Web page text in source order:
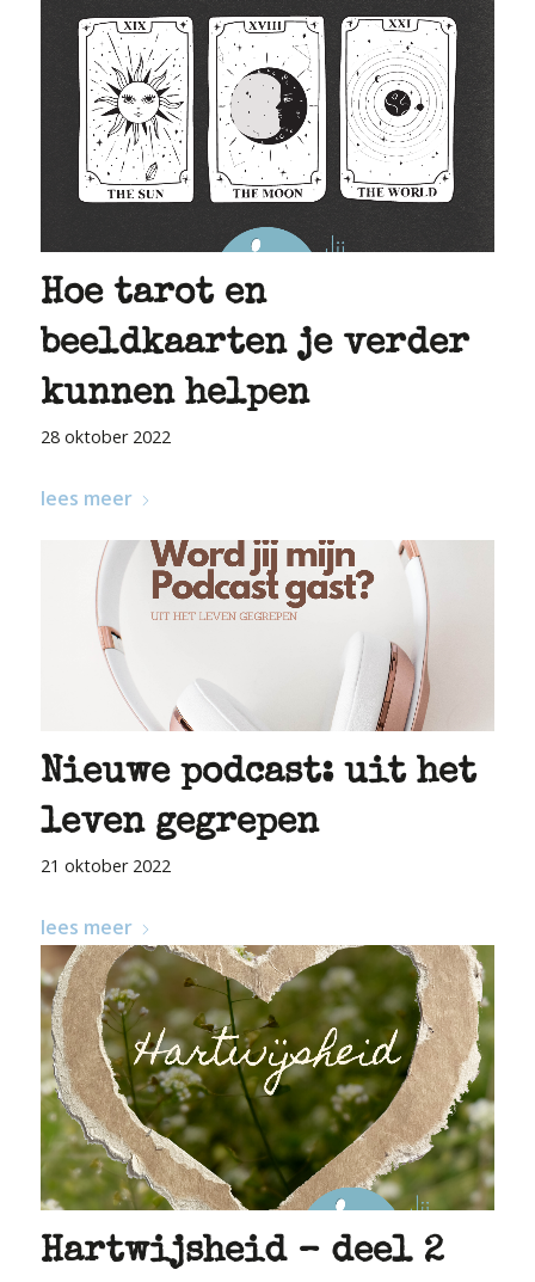
Hoe tarot en
beeldkaarten je verder
kunnen helpen
28 oktober 2022
lees meer
Nieuwe podcast: uit het
leven gegrepen
21 oktober 2022
lees meer
Hartwijsheid – deel 2